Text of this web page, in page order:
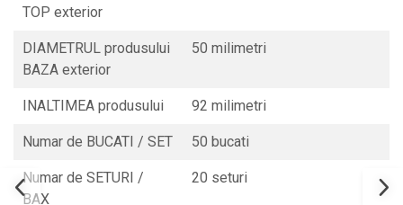
TOP exterior
DIAMETRUL produsului
BAZA exterior
50 milimetri
INALTIMEA produsului 92 milimetri
Numar de BUCATI / SET 50 bucati
Numar de SETURI /
BAX
20 seturi